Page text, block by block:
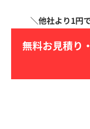
無料お見積り・